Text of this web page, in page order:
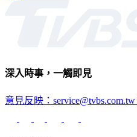
深入時事，一觸即見
意見反映：service@tvbs.com.tw